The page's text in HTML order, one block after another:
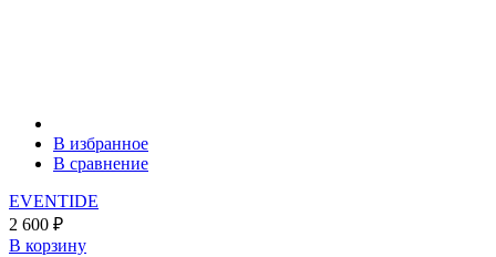
В избранное
В сравнение
EVENTIDE
2 600 ₽
В корзину